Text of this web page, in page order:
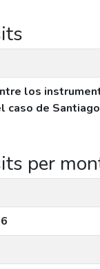
los
caso de
per